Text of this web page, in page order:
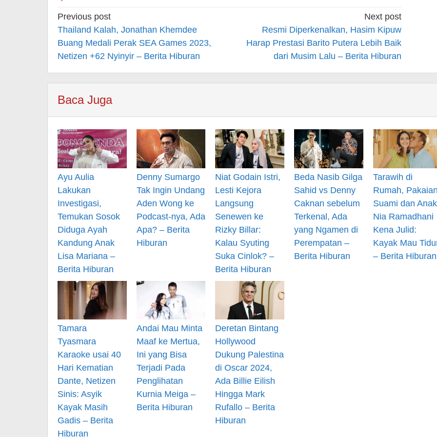
Post
navigation
Previous post
Thailand Kalah, Jonathan Khemdee
Buang Medali Perak SEA Games 2023,
Netizen +62 Nyinyir – Berita Hiburan
Next post
Resmi Diperkenalkan, Hasim Kipuw
Harap Prestasi Barito Putera Lebih Baik
dari Musim Lalu – Berita Hiburan
Baca Juga
Ayu Aulia
Lakukan
Investigasi,
Temukan Sosok
Diduga Ayah
Kandung Anak
Lisa Mariana –
Berita Hiburan
Denny Sumargo
Tak Ingin Undang
Aden Wong ke
Podcast-nya, Ada
Apa? – Berita
Hiburan
Niat Godain Istri,
Lesti Kejora
Langsung
Senewen ke
Rizky Billar:
Kalau Syuting
Suka Cinlok? –
Berita Hiburan
Beda Nasib Gilga
Sahid vs Denny
Caknan sebelum
Terkenal, Ada
yang Ngamen di
Perempatan –
Berita Hiburan
Tarawih di
Rumah,
Suami dan Anak
Nia Ramadhani
Kena Julid:
Kayak Mau
– Berita Hiburan
Tamara
Tyasmara
Karaoke usai 40
Hari Kematian
Dante, Netizen
Sinis: Asyik
Kayak Masih
Gadis – Berita
Hiburan
Andai Mau Minta
Maaf ke Mertua,
Ini yang Bisa
Terjadi Pada
Penglihatan
Kurnia Meiga –
Berita Hiburan
Deretan Bintang
Hollywood
Dukung Palestina
di Oscar 2024,
Ada Billie Eilish
Hingga Mark
Rufallo – Berita
Hiburan